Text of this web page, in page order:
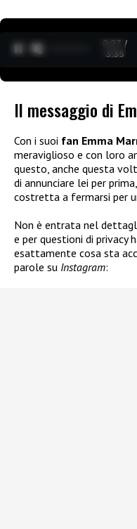
0:27 /
3:35
Il messaggio di
Con i suoi fan Emma
meraviglioso e con loro
questo, anche questa
di annunciare lei per
costretta a fermarsi per
Non è entrata nel
e per questioni di privacy
esattamente cosa sta
parole su Instagram: